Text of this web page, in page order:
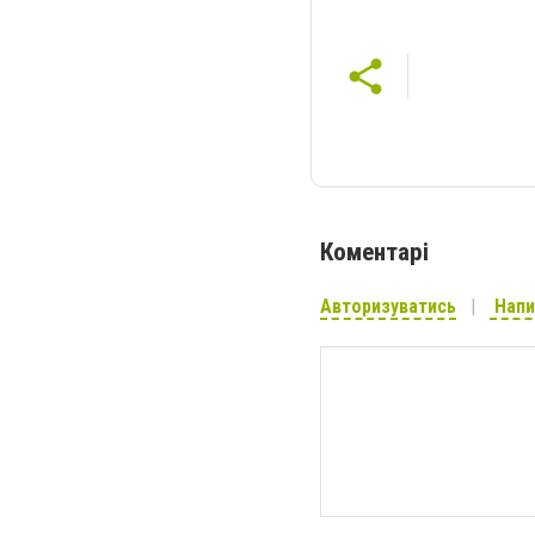
Коментарі
Авторизуватись